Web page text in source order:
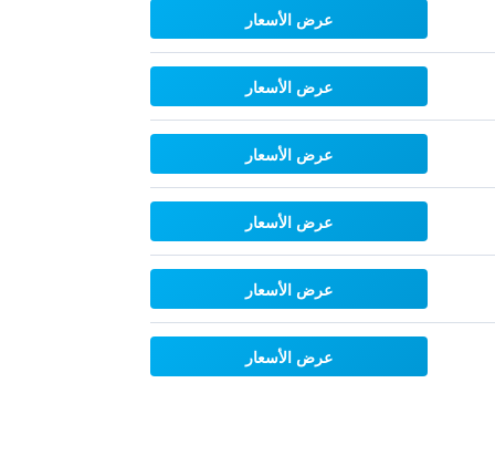
عرض الأسعار
عرض الأسعار
عرض الأسعار
عرض الأسعار
عرض الأسعار
عرض الأسعار